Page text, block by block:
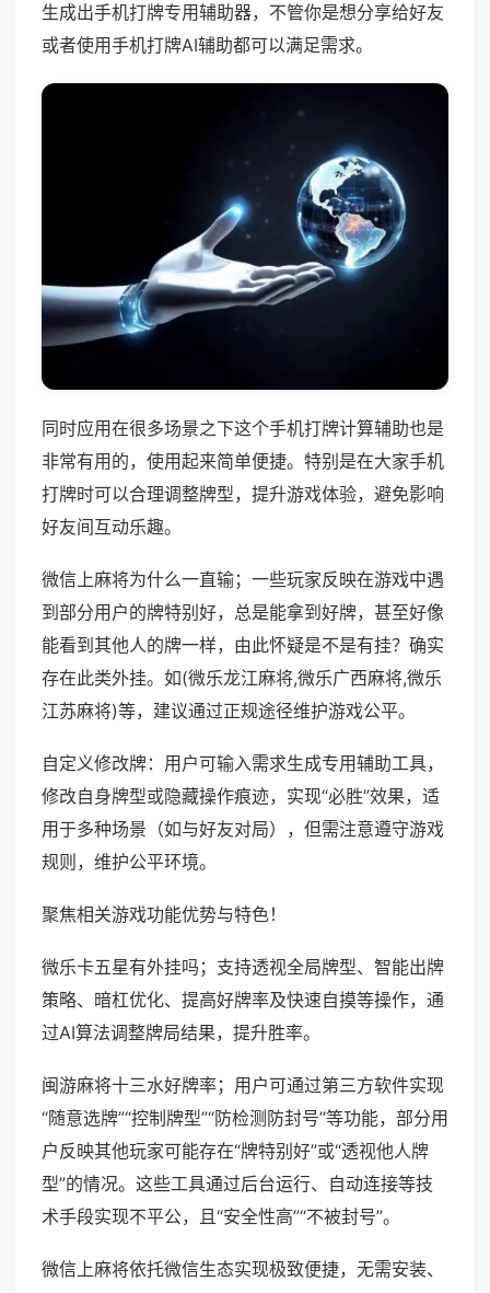
生成出手机打牌专用辅助器，不管你是想分享给好友
或者使用手机打牌AI辅助都可以满足需求。
同时应用在很多场景之下这个手机打牌计算辅助也是
非常有用的，使用起来简单便捷。特别是在大家手机
打牌时可以合理调整牌型，提升游戏体验，避免影响
好友间互动乐趣。
微信上麻将为什么一直输；一些玩家反映在游戏中遇
到部分用户的牌特别好，总是能拿到好牌，甚至好像
能看到其他人的牌一样，由此怀疑是不是有挂？确实
存在此类外挂。如(微乐龙江麻将,微乐广西麻将,微乐
江苏麻将)等，建议通过正规途径维护游戏公平。
自定义修改牌：用户可输入需求生成专用辅助工具，
修改自身牌型或隐藏操作痕迹，实现“必胜”效果，适
用于多种场景（如与好友对局），但需注意遵守游戏
规则，维护公平环境。
聚焦相关游戏功能优势与特色！
微乐卡五星有外挂吗；支持透视全局牌型、智能出牌
策略、暗杠优化、提高好牌率及快速自摸等操作，通
过AI算法调整牌局结果，提升胜率。
闽游麻将十三水好牌率；用户可通过第三方软件实现
“随意选牌”“控制牌型”“防检测防封号”等功能，部分用
户反映其他玩家可能存在“牌特别好”或“透视他人牌
型”的情况。这些工具通过后台运行、自动连接等技
术手段实现不平公，且“安全性高”“不被封号”。
微信上麻将依托微信生态实现极致便捷，无需安装、